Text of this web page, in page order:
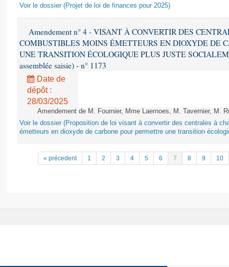
Voir le dossier (Projet de loi de finances pour 2025)
Amendement n° 4 - VISANT À CONVERTIR DES
COMBUSTIBLES MOINS ÉMETTEURS EN DIOXYDE DE
UNE TRANSITION ÉCOLOGIQUE PLUS JUSTE
assemblée saisie) - n° 1173
Date de
dépôt :
28/03/2025
Amendement de M. Fournier, Mme Laernoes, M. Tavernier, M.
Voir le dossier (Proposition de loi visant à convertir des centrales à
émetteurs en dioxyde de carbone pour permettre une transition
« précedent 1 2 3 4 5 6 7 8 9 10